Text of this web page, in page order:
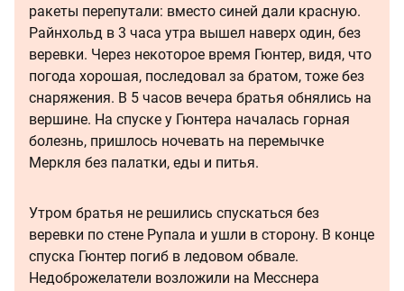
ракеты перепутали: вместо синей дали красную.
Райнхольд в 3 часа утра вышел наверх один, без
веревки. Через некоторое время Гюнтер, видя, что
погода хорошая, последовал за братом, тоже без
снаряжения. В 5 часов вечера братья обнялись на
вершине. На спуске у Гюнтера началась горная
болезнь, пришлось ночевать на перемычке
Меркля без палатки, еды и питья.
Утром братья не решились спускаться без
веревки по стене Рупала и ушли в сторону. В конце
спуска Гюнтер погиб в ледовом обвале.
Недоброжелатели возложили на Месснера